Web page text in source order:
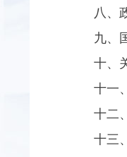
八、
九、
十、
十一
十二
十三